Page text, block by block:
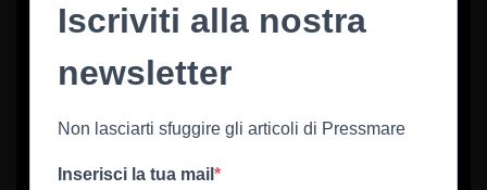
Iscriviti alla nostra
newsletter
Non lasciarti sfuggire gli articoli di Pressmare
Inserisci la tua mail